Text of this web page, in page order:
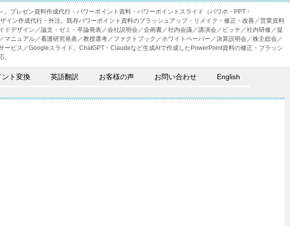
。プレゼン資料作成代行・パワーポイント資料・パワーポイントスライド（パワポ・PPT・
イン作成代行・外注。既存パワーポイント資料のブラッシュアップ・リメイク・修正・改善／営業資料
ドデザイン／論文・ゼミ・卒論発表／会社説明会／企画書／社内会議／講演会／ピッチ／社内研修／提
マニュアル／看護研究発表／教授選考／ファクトブック／ホワイトペーパー／決算説明会／株主総会／
ービス／Googleスライド。ChatGPT・Claudeなど生成AIで作成したPowerPoint資料の修正・ブラッシ
。
ント変換 英語翻訳 お客様の声 お問い合わせ English